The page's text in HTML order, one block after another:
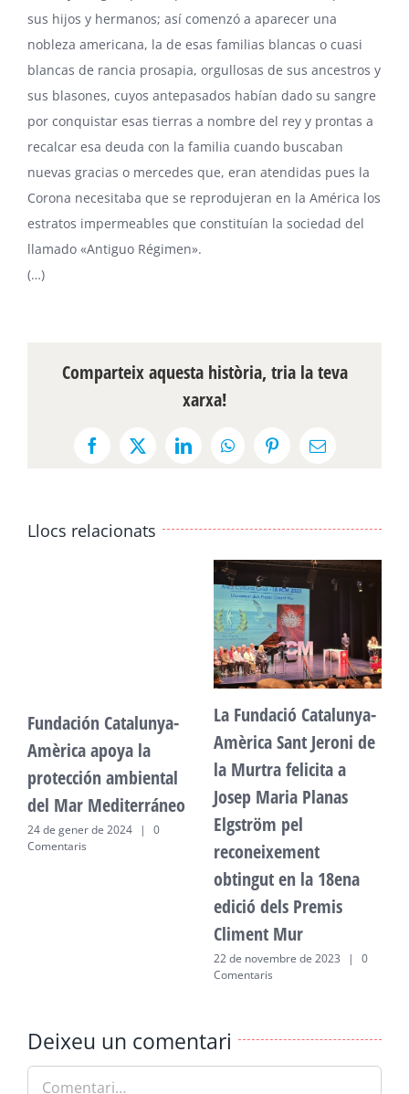
sus hijos y hermanos; así comenzó a aparecer una
nobleza americana, la de esas familias blancas o cuasi
blancas de rancia prosapia, orgullosas de sus ancestros y
sus blasones, cuyos antepasados habían dado su sangre
por conquistar esas tierras a nombre del rey y prontas a
recalcar esa deuda con la familia cuando buscaban
nuevas gracias o mercedes que, eran atendidas pues la
Corona necesitaba que se reprodujeran en la América los
estratos impermeables que constituían la sociedad del
llamado «Antiguo Régimen».
(…)
Comparteix aquesta història, tria la teva
xarxa!
Facebook
X LinkedInWhatsAppPinterestEmail:
Llocs relacionats
Fundación Catalunya-
Amèrica apoya la
protección ambiental
del Mar Mediterráneo
24 de gener de 2024 |
0
Comentaris
La Fundació Catalunya-
Amèrica Sant Jeroni de
la Murtra felicita a
Josep Maria Planas
Elgström pel
reconeixement
obtingut en la 18ena
edició dels Premis
Climent Mur
22 de novembre de 2023 |
0
Comentaris
Deixeu un comentari